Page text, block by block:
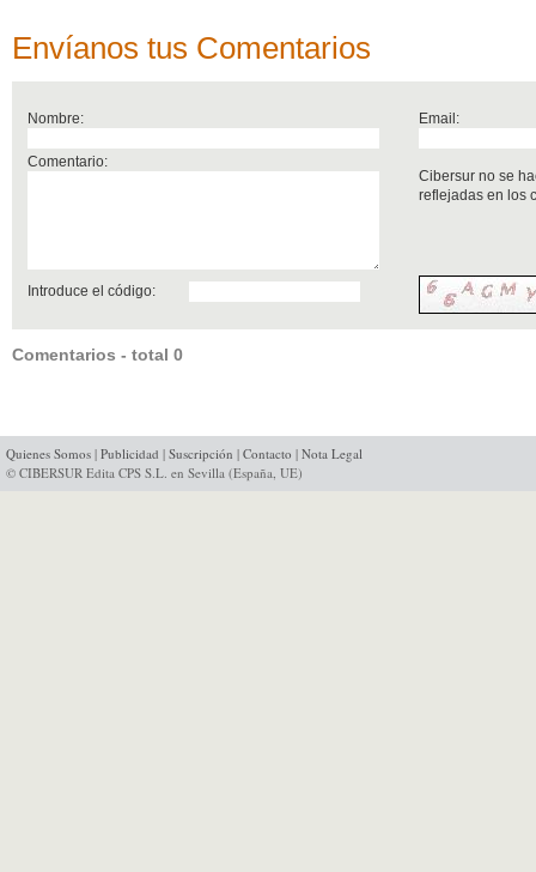
Envíanos tus Comentarios
Nombre: Email:
Comentario:
Cibersur no se
reflejadas en los
Introduce el código:
Comentarios - total 0
Quienes Somos | Publicidad | Suscripción | Contacto | Nota Legal
© CIBERSUR Edita CPS S.L. en Sevilla (España, UE)